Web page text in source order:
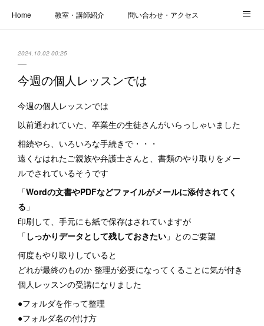
Home 教室・講師紹介 問い合わせ・アクセス
2024.10.02 00:25
今週の個人レッスンでは
今週の個人レッスンでは
以前通われていた、卒業生の生徒さんがいらっしゃいました
相続やら、いろいろな手続きで・・・
遠くなはれたご親族や弁護士さんと、書類のやり取りをメー
ルでされているそうです
「Wordの文書やPDFなどファイルがメールに添付されてく
る 」
印刷して、手元にも紙で保存はされていますが
「 しっかりデータとして残しておきたい 」とのご要望
何度もやり取りしていると
どれが最終のものか 整理が必要になってくることに気が付き
個人レッスンの受講になりました
●フォルダを作って整理
●フォルダ名の付け方